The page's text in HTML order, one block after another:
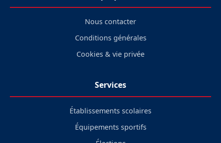
Nous contacter
Conditions générales
Cookies & vie privée
Services
Établissements scolaires
Équipements sportifs